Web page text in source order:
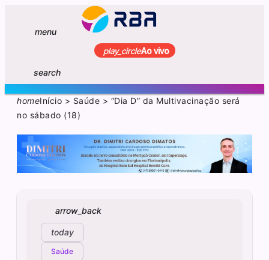
menu
play_circleAo vivo
search
homeInício > Saúde > “Dia D” da Multivacinação será
no sábado (18)
arrow_back
today
Saúde